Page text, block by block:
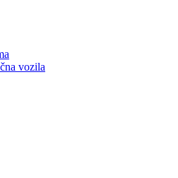
vozila